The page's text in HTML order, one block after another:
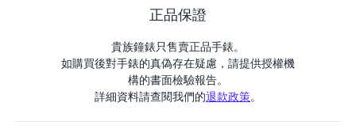
正品保證
貴族鐘錶只售賣正品手錶。
如購買後對手錶的真偽存在疑慮，請提供授權機
構的書面檢驗報告。
詳細資料請查閱我們的退款政策。